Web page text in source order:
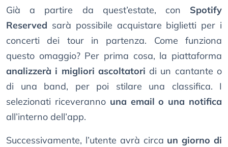
Già a partire da quest’estate, con Spotify
Reserved sarà possibile acquistare biglietti per i
concerti dei tour in partenza. Come funziona
questo omaggio? Per prima cosa, la piattaforma
analizzerà i migliori ascoltatori di un cantante o
di una band, per poi stilare una classifica. I
selezionati riceveranno una email o una notifica
all’interno dell’app.
Successivamente, l’utente avrà circa un giorno di